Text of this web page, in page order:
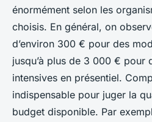
énormément selon les
choisis. En général, on
d’environ 300 € pour des
jusqu’à plus de 3 000 € pour
intensives en présentiel.
indispensable pour juger la
budget disponible. Par